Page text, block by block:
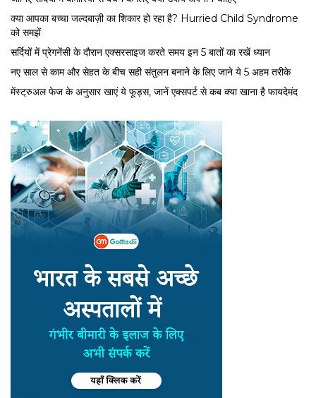
क्या आपका बच्चा जल्दबाज़ी का शिकार हो रहा है? Hurried Child Syndrome
को समझें
सर्द‍ियों में प्रेगनेंसी के दौरान एक्सरसाइज करते समय इन 5 बातों का रखें ध्यान
नए साल से काम और सेहत के बीच सही संतुलन बनाने के लिए जाने ये 5 अहम तरीके
मेंस्ट्रुअल फेज के अनुसार खाएं ये फूड्स, जानें एक्सपर्ट से कब क्या खाना है फायदेमंद